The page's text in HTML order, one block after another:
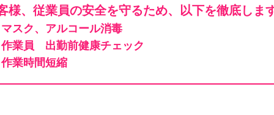
様、従業員の安全を守るため、以下を徹底しま
マスク、アルコール消毒
作業員 出勤前健康チェック
作業時間短縮